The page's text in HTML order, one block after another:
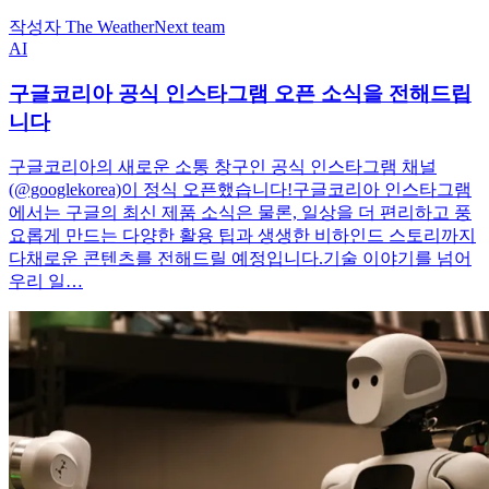
작성자 The WeatherNext team
AI
구글코리아 공식 인스타그램 오픈 소식을 전해드립
니다
구글코리아의 새로운 소통 창구인 공식 인스타그램 채널
(@googlekorea)이 정식 오픈했습니다!구글코리아 인스타그램
에서는 구글의 최신 제품 소식은 물론, 일상을 더 편리하고 풍
요롭게 만드는 다양한 활용 팁과 생생한 비하인드 스토리까지
다채로운 콘텐츠를 전해드릴 예정입니다.기술 이야기를 넘어
우리 일…